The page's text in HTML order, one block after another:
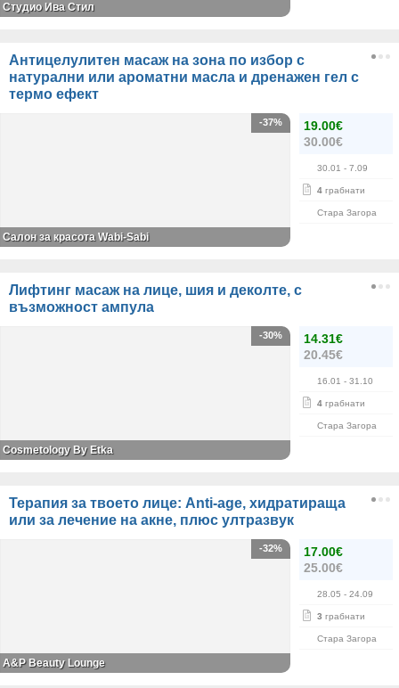
Студио Ива Стил
Антицелулитен масаж на зона по избор с
натурални или ароматни масла и дренажен гел с
термо ефект
19.00€
30.00€
30.01 - 7.09
4 грабнати
Стара Загора
-37%
Салон за красота Wabi-Sabi
Лифтинг масаж на лице, шия и деколте, с
възможност ампула
14.31€
20.45€
16.01 - 31.10
4 грабнати
Стара Загора
-30%
Cosmetology By Etka
Терапия за твоето лице: Anti-age, хидратираща
или за лечение на акне, плюс ултразвук
17.00€
25.00€
28.05 - 24.09
3 грабнати
Стара Загора
-32%
A&P Beauty Lounge